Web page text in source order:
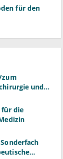
für den
und
für die